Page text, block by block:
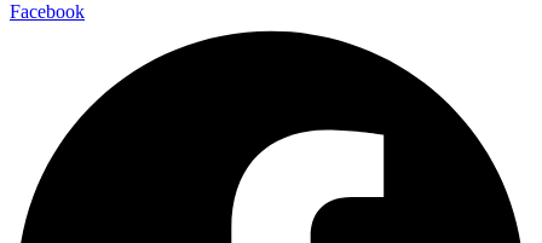
Facebook